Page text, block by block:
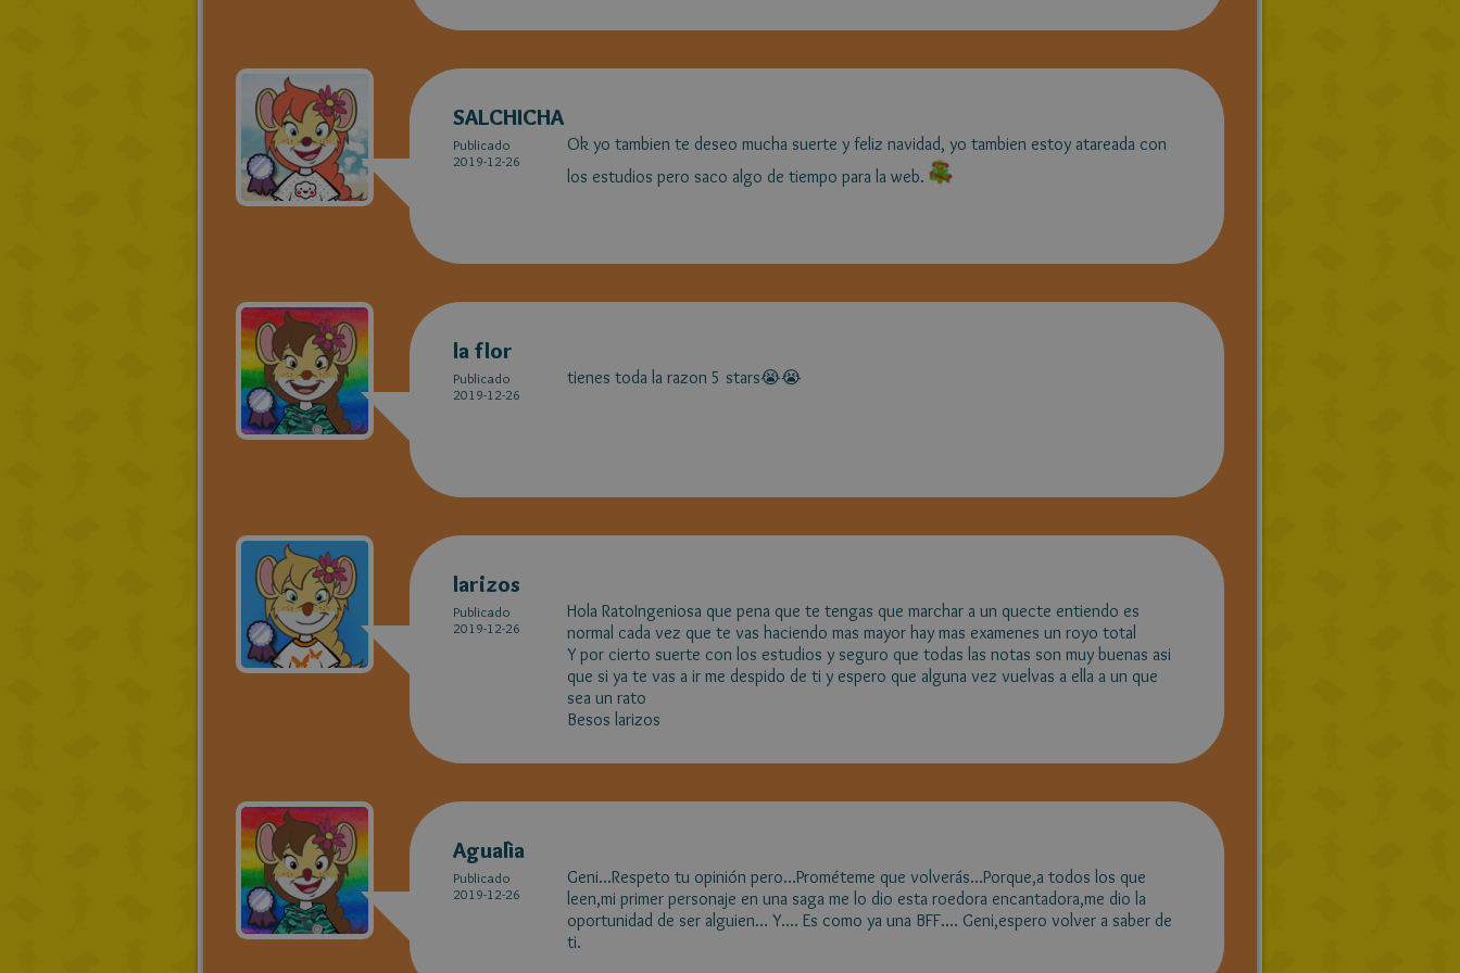
SALCHICHA
Publicado
2019-12-26
Ok yo tambien te deseo mucha suerte y feliz navidad, yo tambien estoy atareada con
los estudios pero saco algo de tiempo para la web.
la flor
Publicado
2019-12-26
tienes toda la razon 5 stars😭😭
larizos
Publicado
2019-12-26
Hola RatoIngeniosa que pena que te tengas que marchar a un quecte entiendo es
normal cada vez que te vas haciendo mas mayor hay mas examenes un royo total
Y por cierto suerte con los estudios y seguro que todas las notas son muy buenas asi
que si ya te vas a ir me despido de ti y espero que alguna vez vuelvas a ella a un que
sea un rato
Besos larizos
Agualìa
Publicado
2019-12-26
Geni...Respeto tu opinión pero...Prométeme que volverás...Porque,a todos los que
leen,mi primer personaje en una saga me lo dio esta roedora encantadora,me dio la
oportunidad de ser alguien... Y.... Es como ya una BFF.... Geni,espero volver a saber de
ti.